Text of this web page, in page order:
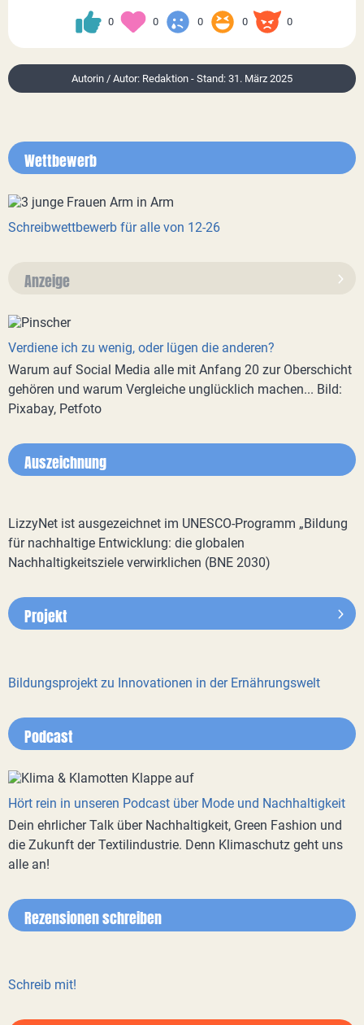
0 0 0 0 0
Autorin / Autor: Redaktion - Stand: 31. März 2025
Wettbewerb
Schreibwettbewerb für alle von 12-26
Anzeige
Verdiene ich zu wenig, oder lügen die anderen?
Warum auf Social Media alle mit Anfang 20 zur Oberschicht
gehören und warum Vergleiche unglücklich machen... Bild:
Pixabay, Petfoto
Auszeichnung
LizzyNet ist ausgezeichnet im UNESCO-Programm „Bildung
für nachhaltige Entwicklung: die globalen
Nachhaltigkeitsziele verwirklichen (BNE 2030)
Projekt
Bildungsprojekt zu Innovationen in der Ernährungswelt
Podcast
Hört rein in unseren Podcast über Mode und Nachhaltigkeit
Dein ehrlicher Talk über Nachhaltigkeit, Green Fashion und
die Zukunft der Textilindustrie. Denn Klimaschutz geht uns
alle an!
Rezensionen schreiben
Schreib mit!